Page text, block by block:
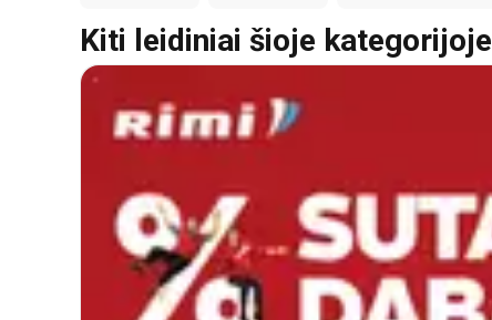
Kiti leidiniai šioje kategorijoje